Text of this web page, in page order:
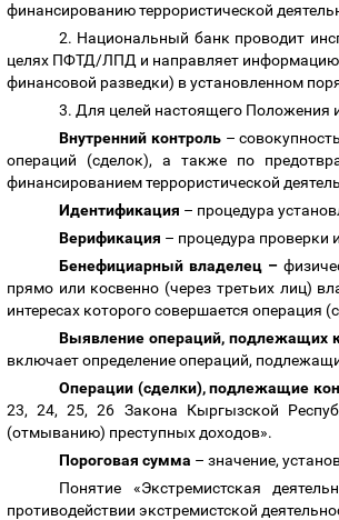
финансированию террористической
2. Национальный банк проводит
целях ПФТД/ЛПД и направляет информацию
финансовой разведки) в установленном
3. Для целей настоящего Положения
Внутренний контроль –
операций (сделок), а также по
финансированием террористической
Идентификация – процедура
Верификация – процедура проверки
Бенефициарный владелец –
прямо или косвенно (через третьих лиц)
интересах которого совершается операция
Выявление операций, подлежащих
включает определение операций,
Операции (сделки), подлежащие
23, 24, 25, 26 Закона Кыргызской
(отмыванию) преступных доходов».
Пороговая сумма – значение,
Понятие «Экстремистская
противодействии экстремистской